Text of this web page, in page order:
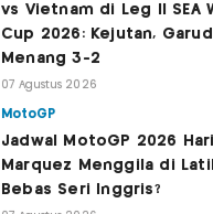
vs Vietnam di Leg II SEA
Cup 2026: Kejutan,
Menang 3-2
07 Agustus 2026
MotoGP
Jadwal MotoGP 2026
Marquez Menggila di
Bebas Seri Inggris?